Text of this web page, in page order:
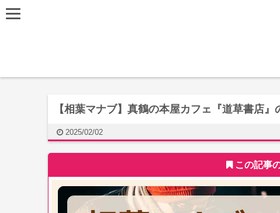
【相葉マナブ】真鶴の本屋カフェ『道草書店』
2025/02/02
この記事